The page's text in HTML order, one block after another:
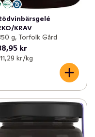
KRAV
g, Torfolk Gård
kr
kr /kg